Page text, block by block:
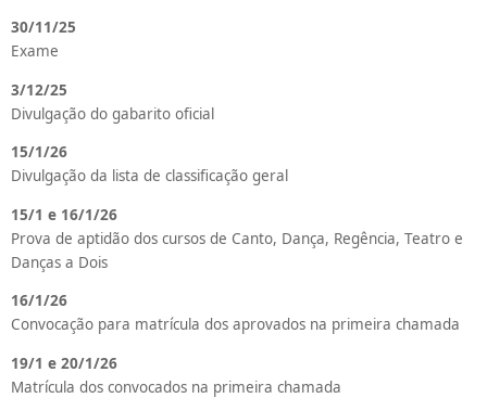
30/11/25
Exame
3/12/25
Divulgação do gabarito oficial
15/1/26
Divulgação da lista de classificação geral
15/1 e 16/1/26
Prova de aptidão dos cursos de Canto, Dança, Regência, Teatro e
Danças a Dois
16/1/26
Convocação para matrícula dos aprovados na primeira chamada
19/1 e 20/1/26
Matrícula dos convocados na primeira chamada